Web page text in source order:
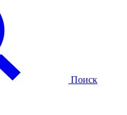
Поиск